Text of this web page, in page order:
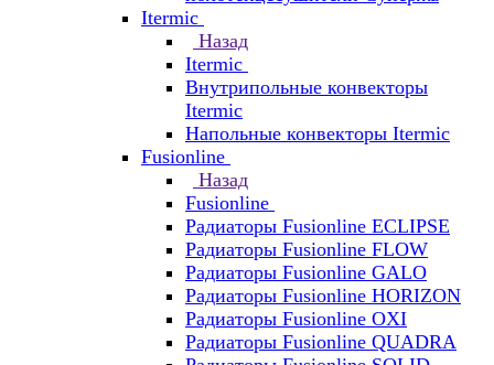
Itermic
Назад
Itermic
Внутрипольные конвекторы
Itermic
Напольные конвекторы Itermic
Fusionline
Назад
Fusionline
Радиаторы Fusionline ECLIPSE
Радиаторы Fusionline FLOW
Радиаторы Fusionline GALO
Радиаторы Fusionline HORIZON
Радиаторы Fusionline OXI
Радиаторы Fusionline QUADRA